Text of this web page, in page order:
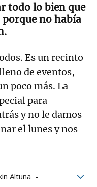
todo lo bien que
no había
Es un recinto
de eventos,
poco más. La
para
y no le damos
el lunes y nos
Altuna